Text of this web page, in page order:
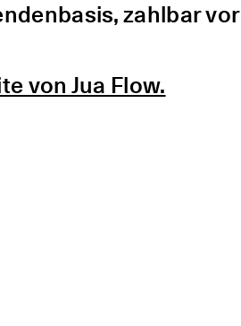
zahlbar
von Jua Flow.